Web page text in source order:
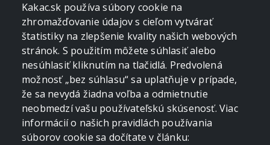
Kakac.sk používa súbory cookie na
zhromažďovanie údajov s cieľom vytvárať
štatistiky na zlepšenie kvality našich webových
stránok. S použitím môžete súhlasiť alebo
nesúhlasiť kliknutím na tlačidlá. Predvolená
možnosť „bez súhlasu“ sa uplatňuje v prípade,
že sa nevydá žiadna voľba a odmietnutie
neobmedzí vašu používateľskú skúsenosť. Viac
informácií o našich pravidlách používania
súborov cookie sa dočítate v článku: